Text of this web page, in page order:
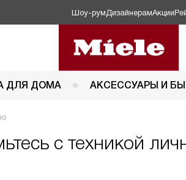
Шоу-рум ДизайнерамАкции
ДЛЯ ДОМА АКСЕССУАРЫ И
с техникой